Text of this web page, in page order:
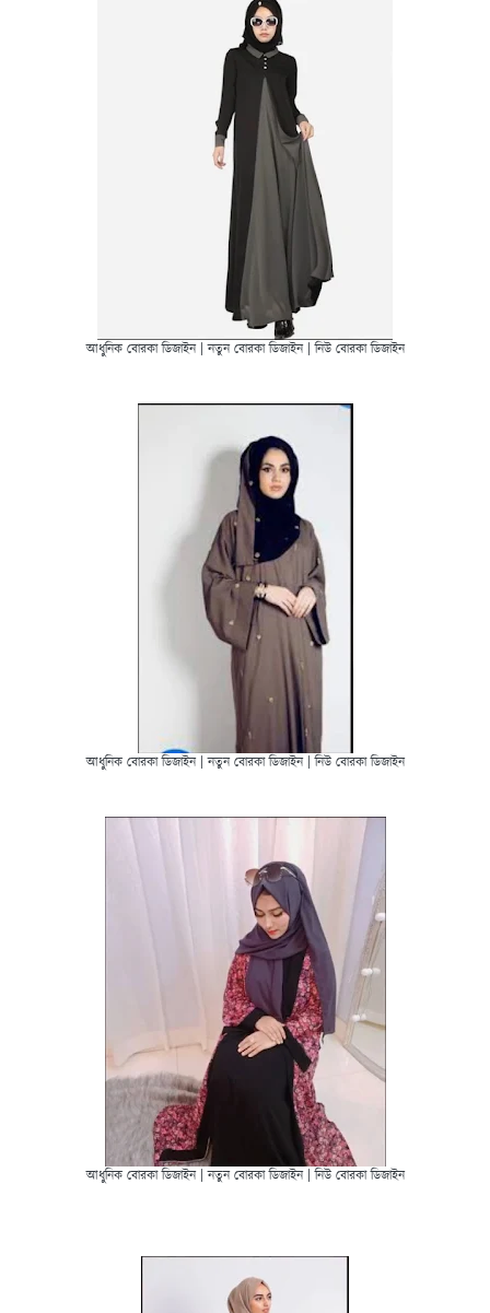
আধুনিক বোরকা ডিজাইন | নতুন বোরকা ডিজাইন | নিউ বোরকা ডিজাইন
আধুনিক বোরকা ডিজাইন | নতুন বোরকা ডিজাইন | নিউ বোরকা ডিজাইন
আধুনিক বোরকা ডিজাইন | নতুন বোরকা ডিজাইন | নিউ বোরকা ডিজাইন